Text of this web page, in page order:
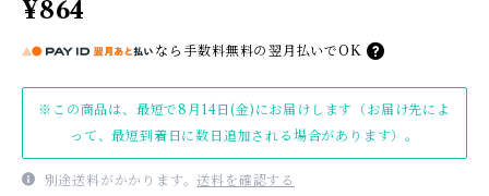
¥864
なら 手数料無料の 翌月払いでOK
※この商品は、最短で8月14日(金)にお届けします（お届け先によ
って、最短到着日に数日追加される場合があります）。
別途送料がかかります。送料を確認する